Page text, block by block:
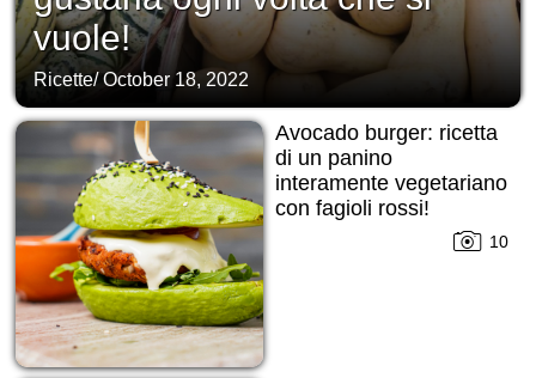
vuole!
Ricette/October 18, 2022
Avocado burger: ricetta
di un panino
interamente vegetariano
con fagioli rossi!
10